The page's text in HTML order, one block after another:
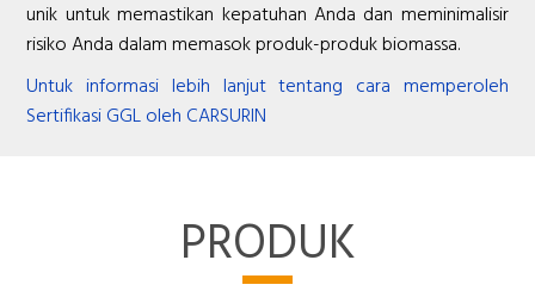
unik untuk memastikan kepatuhan Anda dan meminimalisir
risiko Anda dalam memasok produk-produk biomassa.
Untuk informasi lebih lanjut tentang cara memperoleh
Sertifikasi GGL oleh CARSURIN
PRODUK